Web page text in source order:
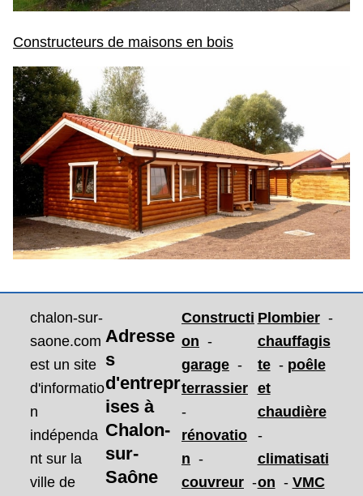
Constructeurs de maisons en bois
chalon-sur-
saone.com
est un site
d'informatio
n
indépenda
nt sur la
ville de
Adresse
s
d'entrepr
isesà
Chalon-
sur-
Saône
Constructi
on -
garage -
terrassier
-
rénovatio
n -
couvreur -
Plombier -
chauffagis
te - poêle
et
chaudière
-
climatisati
on - VMC